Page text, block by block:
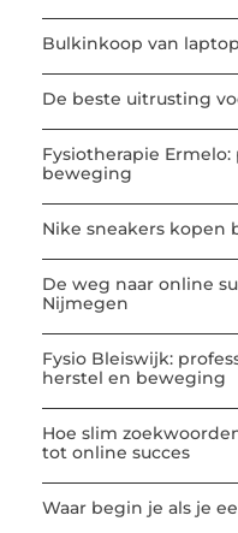
Bulkinkoop van
De beste uitrusting
Fysiotherapie
beweging
Nike sneakers kopen
De weg naar online
Nijmegen
Fysio Bleiswijk:
herstel en beweging
Hoe slim
tot online succes
Waar begin je als je